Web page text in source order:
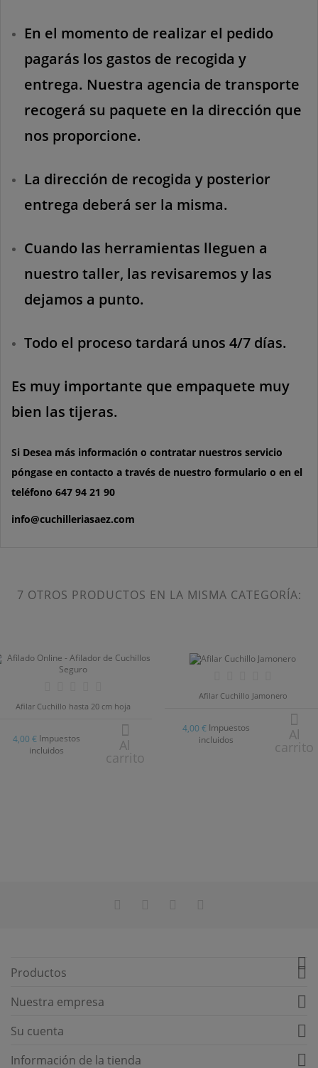
En el momento de realizar el pedido
pagarás los gastos de recogida y
entrega. Nuestra agencia de transporte
recogerá su paquete en la dirección que
nos proporcione.
La dirección de recogida y posterior
entrega deberá ser la misma.
Cuando las herramientas lleguen a
nuestro taller, las revisaremos y las
dejamos a punto.
Todo el proceso tardará unos 4/7 días.
Es muy importante que empaquete muy
bien las tijeras.
Si Desea más información o contratar nuestros servicio
póngase en contacto a través de nuestro formulario o en el
teléfono 647 94 21 90
info@cuchilleriasaez.com
7 OTROS PRODUCTOS EN LA MISMA CATEGORÍA:
Afilar Cuchillo hasta 20 cm hoja
4,00 € Impuestos
incluidos
Al
carrito
Afilar Cuchillo Jamonero
4,00 € Impuestos
incluidos
Al
carrito

Productos 
Nuestra empresa 
Su cuenta 
Información de la tienda 